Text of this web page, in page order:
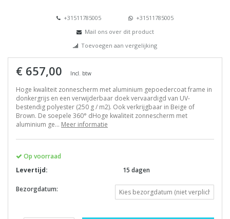
+31511785005
+31511785005
Mail ons over dit product
Toevoegen aan vergelijking
€ 657,00 Incl. btw
Hoge kwaliteit zonnescherm met aluminium gepoedercoat frame in
donkergrijs en een verwijderbaar doek vervaardigd van UV-
bestendig polyester (250 g / m2). Ook verkrijgbaar in Beige of
Brown. De soepele 360° dHoge kwaliteit zonnescherm met
aluminium ge... Meer informatie
Op voorraad
Levertijd:
15 dagen
Bezorgdatum: